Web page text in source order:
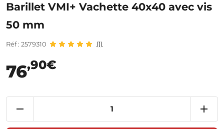
Barillet VMI+ Vachette 40x40 avec vis
50 mm
Réf : 2579310 (1)
76,90€